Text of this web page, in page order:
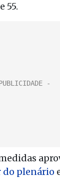
55.
do plenário